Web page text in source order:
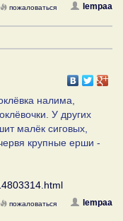
lempaa
пожаловаться
налима,
У других
малёк сиговых,
крупные ерши -
lempaa
пожаловаться